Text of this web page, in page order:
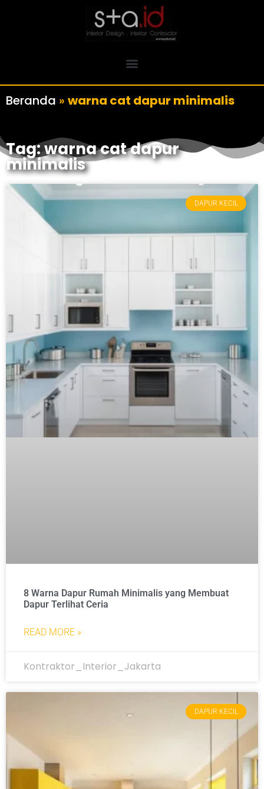
Beranda » warna cat dapur minimalis
Tag: warna cat dapur
minimalis
DAPUR KECIL
8 Warna Dapur Rumah Minimalis yang Membuat
Dapur Terlihat Ceria
READ MORE »
Kontraktor_Interior_Jakarta
DAPUR KECIL